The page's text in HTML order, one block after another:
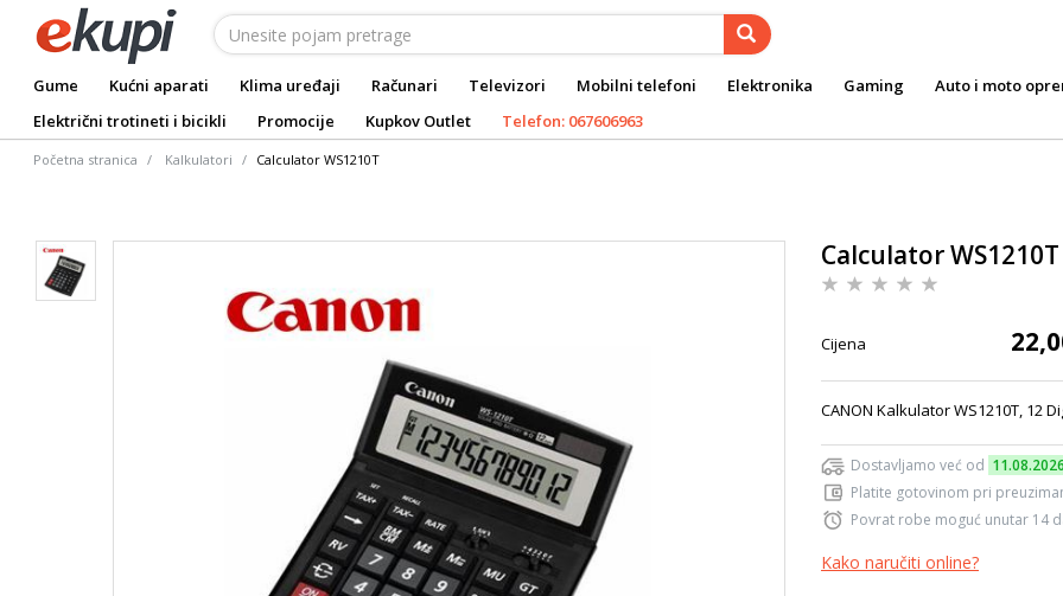
Gume Kućni aparati Klima uređaji Računari Televizori Mobilni telefoni Elektronika Gaming Auto i moto
Električni trotineti i bicikli
Promocije Kupkov Outlet Telefon: 067606963
Početna stranica Kalkulatori Calculator WS1210T
Calculator WS1210T
Cijena
CANON Kalkulator WS1210T, 12
Dostavljamo već od 11.08.2026
Platite gotovinom pri
Povrat robe moguć unutar 14
Kako naručiti online?